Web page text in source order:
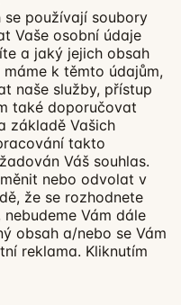
používají soubory
Vaše osobní údaje
a jaký jejich obsah
k těmto údajům,
naše služby, přístup
také doporučovat
základě Vašich
takto
Váš souhlas.
nebo odvolat v
že se rozhodnete
Vám dále
obsah a/nebo se Vám
reklama. Kliknutím